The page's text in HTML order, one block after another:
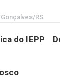
RS
do IEPP